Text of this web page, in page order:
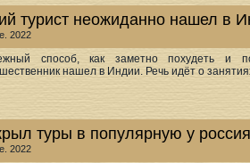
турист неожиданно нашел в
2022
способ, как заметно похудеть и
нашел в Индии. Речь идёт о
туры в популярную у
2022